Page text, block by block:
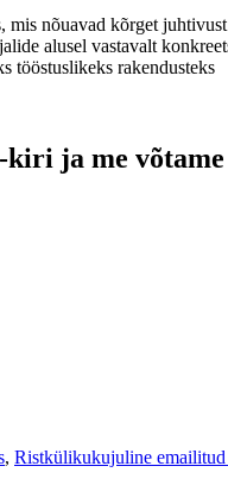
mis nõuavad kõrget
alusel vastavalt
tööstuslikeks rakendusteks
ja me võtame
, Ristkülikukujuline